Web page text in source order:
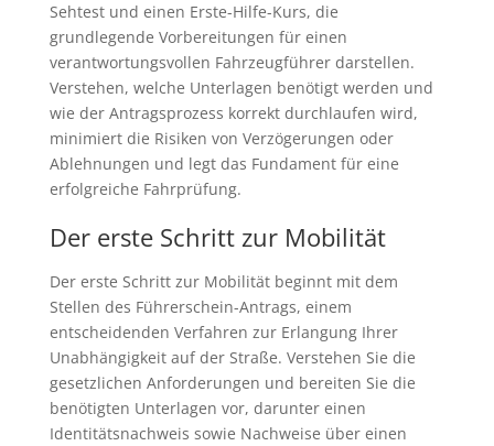
Sehtest und einen Erste-Hilfe-Kurs, die
grundlegende Vorbereitungen für einen
verantwortungsvollen Fahrzeugführer darstellen.
Verstehen, welche Unterlagen benötigt werden und
wie der Antragsprozess korrekt durchlaufen wird,
minimiert die Risiken von Verzögerungen oder
Ablehnungen und legt das Fundament für eine
erfolgreiche Fahrprüfung.
Der erste Schritt zur Mobilität
Der erste Schritt zur Mobilität beginnt mit dem
Stellen des Führerschein-Antrags, einem
entscheidenden Verfahren zur Erlangung Ihrer
Unabhängigkeit auf der Straße. Verstehen Sie die
gesetzlichen Anforderungen und bereiten Sie die
benötigten Unterlagen vor, darunter einen
Identitätsnachweis sowie Nachweise über einen